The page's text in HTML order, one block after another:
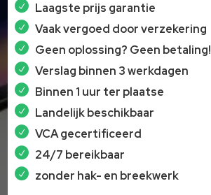
Laagste prijs garantie
Vaak vergoed door verzekering
Geen oplossing? Geen betaling!
Verslag binnen 3 werkdagen
Binnen 1 uur ter plaatse
Landelijk beschikbaar
VCA gecertificeerd
24/7 bereikbaar
zonder hak- en breekwerk